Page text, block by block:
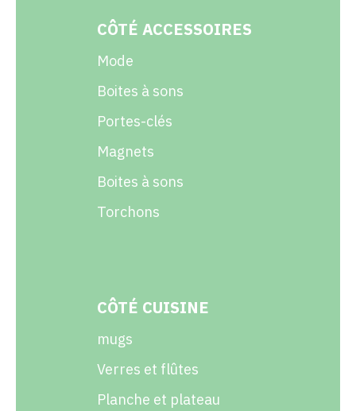
CÔTÉ ACCESSOIRES
Mode
Boites à sons
Portes-clés
Magnets
Boites à sons
Torchons
CÔTÉ CUISINE
mugs
Verres et flûtes
Planche et plateau